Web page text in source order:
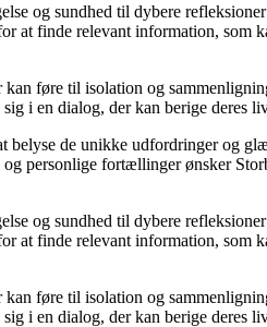
og sundhed til dybere
at finde relevant information, som
føre til isolation og
i en dialog, der kan berige deres
belyse de unikke udfordringer og
personlige fortællinger ønsker
og sundhed til dybere
at finde relevant information, som
føre til isolation og
i en dialog, der kan berige deres